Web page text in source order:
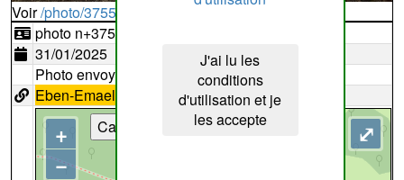
J'ai lu les
conditions
d'utilisation et je
les accepte
Voir/photo/375573?typ=d
photo n+375573
31/01/2025
Photo envoyée par
Dany
Eben-Emael
+
−
⤢
Cartes